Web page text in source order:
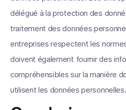
délégué à la protection des
traitement des données
entreprises respectent les
doivent également fournir des
compréhensibles sur la manière
utilisent les données personnelles.